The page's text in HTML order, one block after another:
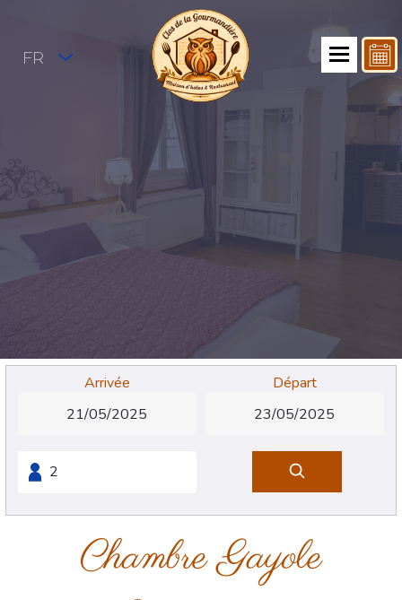
FR
Arrivée Départ
Chambre Gayole